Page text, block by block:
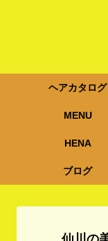
ヘアカタログ
MENU
HENA
ブログ